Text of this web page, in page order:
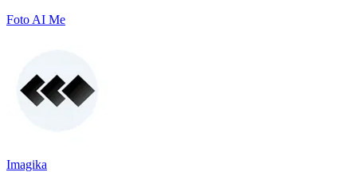
Foto AI Me
Imagika